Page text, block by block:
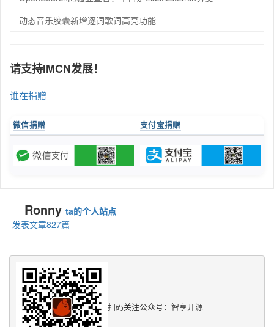
动态音乐胶囊新增逐词歌词高亮功能
请支持IMCN发展！
谁在捐赠
微信捐赠 支付宝捐赠
Ronny ta的个人站点
发表文章827篇
扫码关注公众号：智享开源